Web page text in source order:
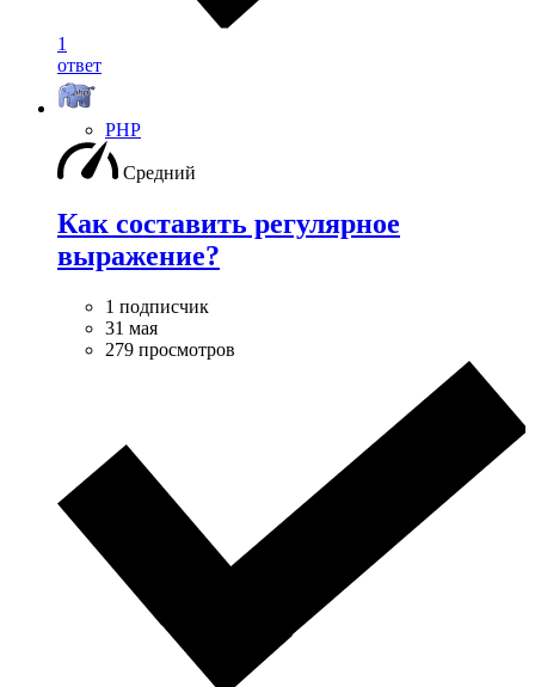
1
ответ
PHP
Средний
Как составить регулярное
выражение?
1 подписчик
31 мая
279 просмотров